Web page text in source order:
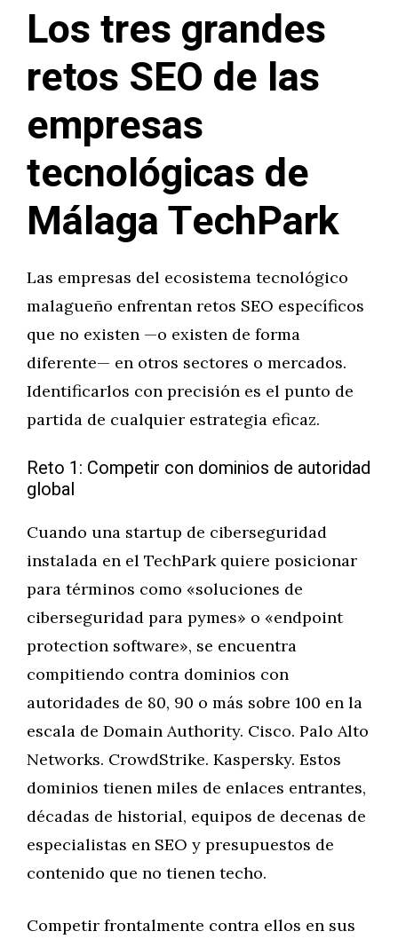
Los tres grandes
retos SEO de las
empresas
tecnológicas de
Málaga TechPark
Las empresas del ecosistema tecnológico
malagueño enfrentan retos SEO específicos
que no existen —o existen de forma
diferente— en otros sectores o mercados.
Identificarlos con precisión es el punto de
partida de cualquier estrategia eficaz.
Reto 1: Competir con dominios de autoridad
global
Cuando una startup de ciberseguridad
instalada en el TechPark quiere posicionar
para términos como «soluciones de
ciberseguridad para pymes» o «endpoint
protection software», se encuentra
compitiendo contra dominios con
autoridades de 80, 90 o más sobre 100 en la
escala de Domain Authority. Cisco. Palo Alto
Networks. CrowdStrike. Kaspersky. Estos
dominios tienen miles de enlaces entrantes,
décadas de historial, equipos de decenas de
especialistas en SEO y presupuestos de
contenido que no tienen techo.
Competir frontalmente contra ellos en sus